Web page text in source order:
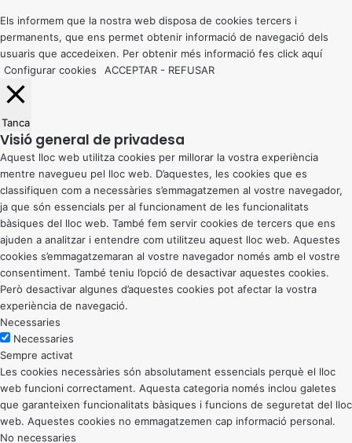
button
Els informem que la nostra web disposa de cookies tercers i
permanents, que ens permet obtenir informació de navegació dels
usuaris que accedeixen. Per obtenir més informació fes click aquí
Configurar cookies
ACCEPTAR - REFUSAR
Tanca
Visió general de privadesa
Aquest lloc web utilitza cookies per millorar la vostra experiència
mentre navegueu pel lloc web. D’aquestes, les cookies que es
classifiquen com a necessàries s’emmagatzemen al vostre navegador,
ja que són essencials per al funcionament de les funcionalitats
bàsiques del lloc web. També fem servir cookies de tercers que ens
ajuden a analitzar i entendre com utilitzeu aquest lloc web. Aquestes
cookies s’emmagatzemaran al vostre navegador només amb el vostre
consentiment. També teniu l’opció de desactivar aquestes cookies.
Però desactivar algunes d’aquestes cookies pot afectar la vostra
experiència de navegació.
Necessaries
Necessaries
Sempre activat
Les cookies necessàries són absolutament essencials perquè el lloc
web funcioni correctament. Aquesta categoria només inclou galetes
que garanteixen funcionalitats bàsiques i funcions de seguretat del lloc
web. Aquestes cookies no emmagatzemen cap informació personal.
No necessaries